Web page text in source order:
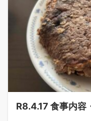
R8.4.17 食事内容